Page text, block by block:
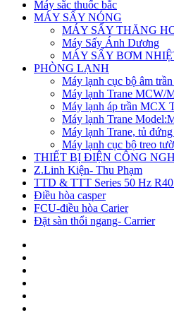
Máy sắc thuốc bắc
MÁY SẤY NÓNG
MÁY SẤY THĂNG
Máy Sấy Ánh Dương
MÁY SẤY BƠM
PHÒNG LẠNH
Máy lạnh cục bộ âm
Máy lạnh Trane MCW/
Máy lạnh áp trần MCX
Máy lạnh Trane
Máy lạnh Trane, tủ
Máy lạnh cục bộ treo
THIẾT BỊ ĐIỆN CÔNG
Z.Linh Kiện- Thu Phạm
TTD & TTT Series 50 Hz
Điều hòa casper
FCU-điều hòa Carier
Đặt sàn thổi ngang- Carrier